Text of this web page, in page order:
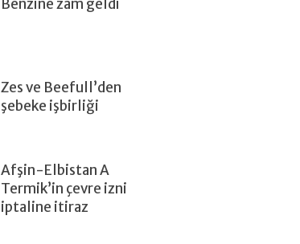
Benzine zam geldi
Zes ve Beefull’den
şebeke işbirliği
Afşin-Elbistan A
Termik’in çevre izni
iptaline itiraz